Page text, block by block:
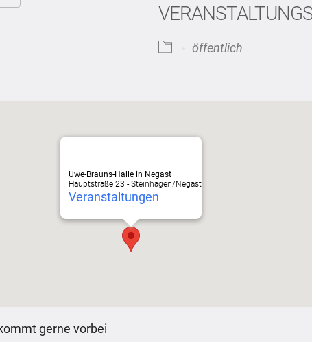
iCalendar
öffentlich
Uwe-Brauns-Halle in Negast
Hauptstraße 23 - Steinhagen/Negast
Veranstaltungen
gerne vorbei